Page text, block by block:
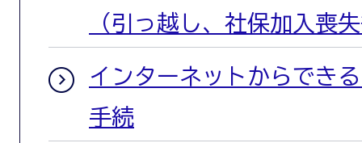
（引っ越し、社保加入喪
インターネットからでき
手続